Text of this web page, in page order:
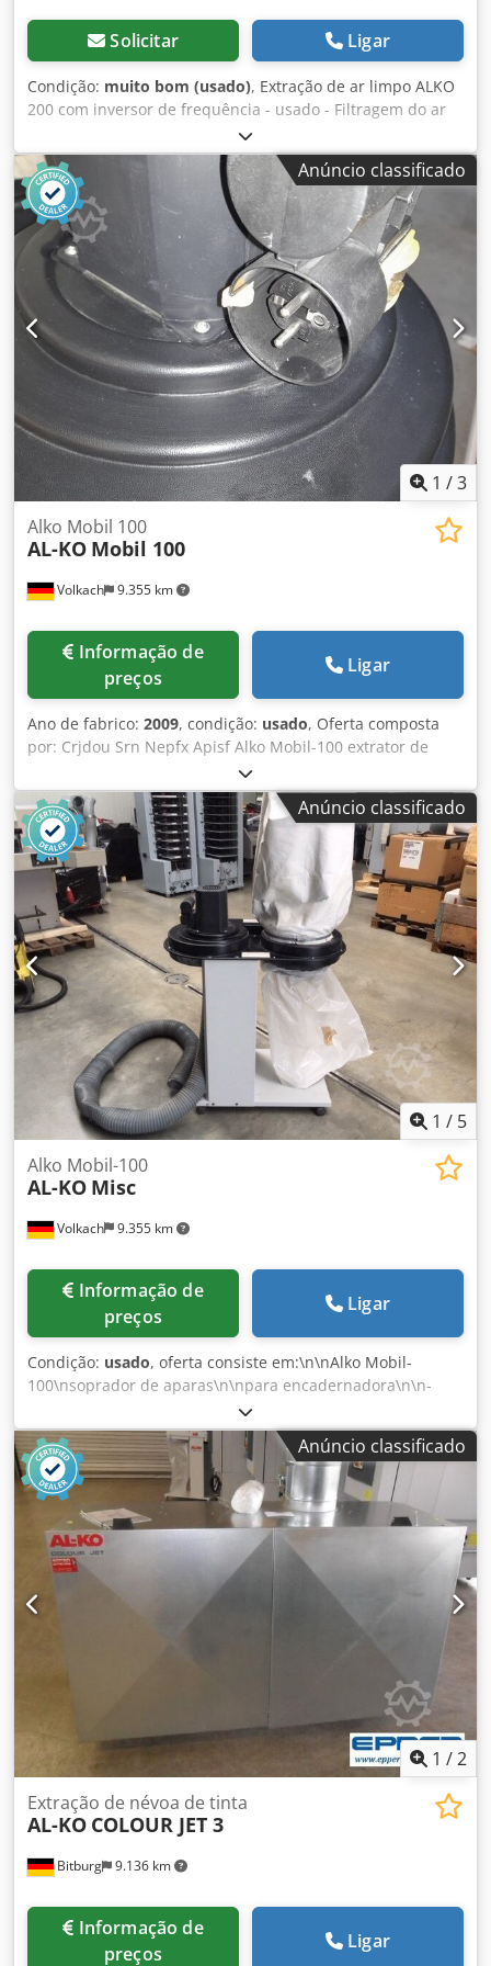
Solicitar Ligar
Condição: muito bom (usado), Extração de ar limpo ALKO
200 com inversor de frequência - usado - Filtragem do ar
através de mangas filtrantes, lavagem pneumática, teste
de poeira realizado, recipiente coletor móvel, inversor de
frequência, transmissor de pressão para controlo ajustado
à necessidade ----- Dados técnicos ----- Bocal de extração
Ø: 200 mm, vazão nominal: 2.261 m³/h, vácuo máx.: 2.446
Pa, número de sacos: 2 uni., motor: 4 kW, ligação de ar
comprimido: máx. 8,5 bar, dimensões (CxLxA):
2.280x1.010x2.050 mm, Crodpfx Ajzg A N Eepijf peso: 470
kg Informação de qualidade: - inspeção completa de base -
limpeza completa de base - pneumática verificada - pronto
para uso imediato
Anúncio classificado
1 /3
Volkach 9.355 km
Alko Mobil 100
AL-KO Mobil 100
preços
Ligar
Ano de fabrico: 2009, condição: usado, Oferta composta
por: Crjdou Srn Nepfx Apisf Alko Mobil-100 extrator de
aparas para aglutinantes adesivos - Peso: 24 kg A pedido,
podemos organizar os seguintes artigos para si:
Embalagem, carregamento, transporte (por barco ou avião)
incluindo desalfandegamento Obtenção de uma oferta de
leasing
Anúncio classificado
1 / 5
Volkach 9.355 km
Alko Mobil-100
AL-KO Misc
preços
Ligar
Condição: usado, oferta consiste em:\n\nAlko Mobil-
100\nsoprador de aparas\n\npara encadernadora\n\n-
diâmetro da sucção: 100mm\n- quantidade máxima de ar:
865 m³/h\n- diferencial de pressão: 1780 Pa\n\n- potência
do motor: 0,75 kW\n- superfície do filtro: 1,08 m²\n-
capacidade de enchimento: 90 litros\n- categoria do filtro:
G\n- nível máximo de ruído: 81 dB(A)\n\nPodemos também
organizar os seguintes serviços:\n\nembalagem,
carregamento, transporte (por navio ou avião) incluindo
desembaraço aduaneiro. Crsdpfxjw Ewzps Apijf
Anúncio classificado
1 /2
Bitburg 9.136 km
Extração de névoa de tinta
AL-KO COLOUR JET 3
preços
Ligar